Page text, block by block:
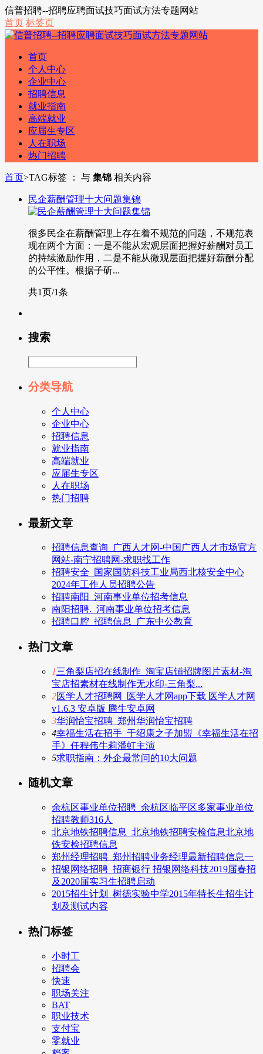
信普招聘--招聘应聘面试技巧面试方法专题网站
首页 标签页
首页
个人中心
企业中心
招聘信息
就业指南
高端就业
应届生专区
人在职场
热门招聘
首页>TAG标签 ： 与 集锦 相关内容
民企薪酬管理十大问题集锦
很多民企在薪酬管理上存在着不规范的问题，不规范表
现在两个方面：一是不能从宏观层面把握好薪酬对员工
的持续激励作用，二是不能从微观层面把握好薪酬分配
的公平性。根据子斫...
共1页/1条
搜索
分类导航
个人中心
企业中心
招聘信息
就业指南
高端就业
应届生专区
人在职场
热门招聘
最新文章
招聘信息查询_广西人才网-中国广西人才市场官方
网站-南宁招聘网-求职找工作
招聘安全_国家国防科技工业局西北核安全中心
2024年工作人员招聘公告
招聘南阳_河南事业单位招考信息
南阳招聘._河南事业单位招考信息
招聘口腔_招聘信息_广东中公教育
热门文章
1三角梨店招在线制作_淘宝店铺招牌图片素材-淘
宝店招素材在线制作无水印-三角梨...
2医学人才招聘网_医学人才网app下载 医学人才网
v1.6.3 安卓版 腾牛安卓网
3华润怡宝招聘_郑州华润怡宝招聘
4幸福生活在招手_于绍康之子加盟《幸福生活在招
手》任程伟牛莉潘虹主演
5求职指南：外企最常问的10大问题
随机文章
余杭区事业单位招聘_余杭区临平区多家事业单位
招聘教师316人
北京地铁招聘信息_北京地铁招聘安检信息北京地
铁安检招聘信息
郑州经理招聘_郑州招聘业务经理最新招聘信息一
招银网络招聘_招商银行 招银网络科技2019届春招
及2020届实习生招聘启动
2015招生计划_树德实验中学2015年特长生招生计
划及测试内容
热门标签
小时工
招聘会
快速
职场关注
BAT
职业技术
支付宝
零就业